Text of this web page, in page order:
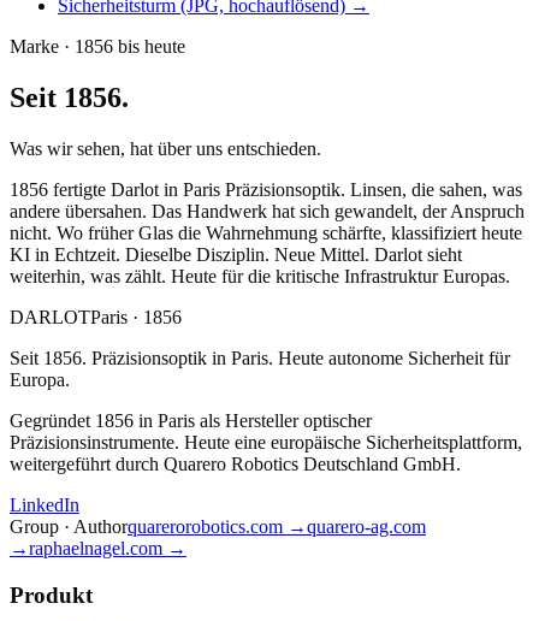
Sicherheitsturm (JPG, hochauflösend) →
Marke · 1856 bis heute
Seit 1856.
Was wir sehen, hat über uns entschieden.
1856 fertigte Darlot in Paris Präzisionsoptik. Linsen, die sahen, was
andere übersahen. Das Handwerk hat sich gewandelt, der Anspruch
nicht. Wo früher Glas die Wahrnehmung schärfte, klassifiziert heute
KI in Echtzeit. Dieselbe Disziplin. Neue Mittel. Darlot sieht
weiterhin, was zählt. Heute für die kritische Infrastruktur Europas.
DARLOTParis · 1856
Seit 1856. Präzisionsoptik in Paris. Heute autonome Sicherheit für
Europa.
Gegründet 1856 in Paris als Hersteller optischer
Präzisionsinstrumente. Heute eine europäische Sicherheitsplattform,
weitergeführt durch Quarero Robotics Deutschland GmbH.
LinkedIn
Group · Authorquarerorobotics.com →quarero-ag.com
→raphaelnagel.com →
Produkt